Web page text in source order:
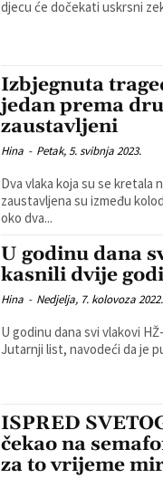
djecu će dočekati uskrsni
Izbjegnuta
jedan prema
zaustavljeni
Hina - Petak, 5. svibnja 2023.
Dva vlaka koja su se kretala
zaustavljena su između
oko dva...
U godinu dana
kasnili dvije
Hina - Nedjelja, 7. kolovoza 2022.
U godinu dana svi vlakovi
Jutarnji list, navodeći da je
ISPRED
čekao na
za to vrijeme